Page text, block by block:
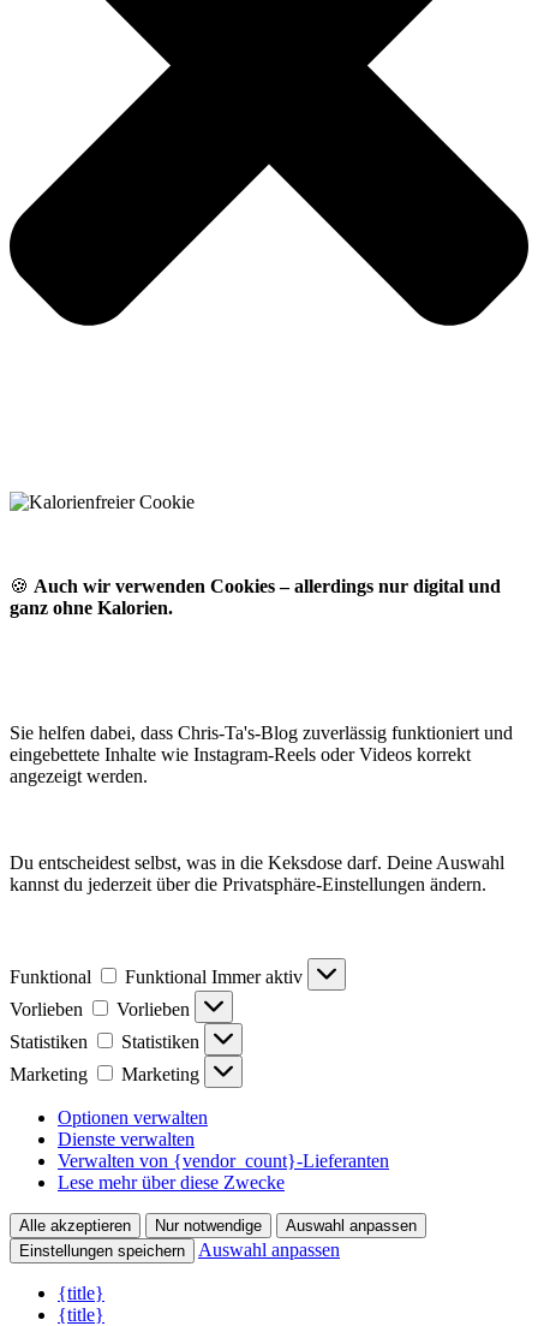
🍪 Auch wir verwenden Cookies – allerdings nur digital und
ganz ohne Kalorien.
Sie helfen dabei, dass Chris-Ta's-Blog zuverlässig funktioniert und
eingebettete Inhalte wie Instagram-Reels oder Videos korrekt
angezeigt werden.
Du entscheidest selbst, was in die Keksdose darf. Deine Auswahl
kannst du jederzeit über die Privatsphäre-Einstellungen ändern.
Funktional Funktional Immer aktiv
Vorlieben
Vorlieben
Statistiken
Statistiken
Marketing
Marketing
Optionen verwalten
Dienste verwalten
Verwalten von {vendor_count}-Lieferanten
Lese mehr über diese Zwecke
Alle akzeptieren Nur notwendige
Auswahl anpassen
Einstellungen speichern
Auswahl anpassen
{title}
{title}